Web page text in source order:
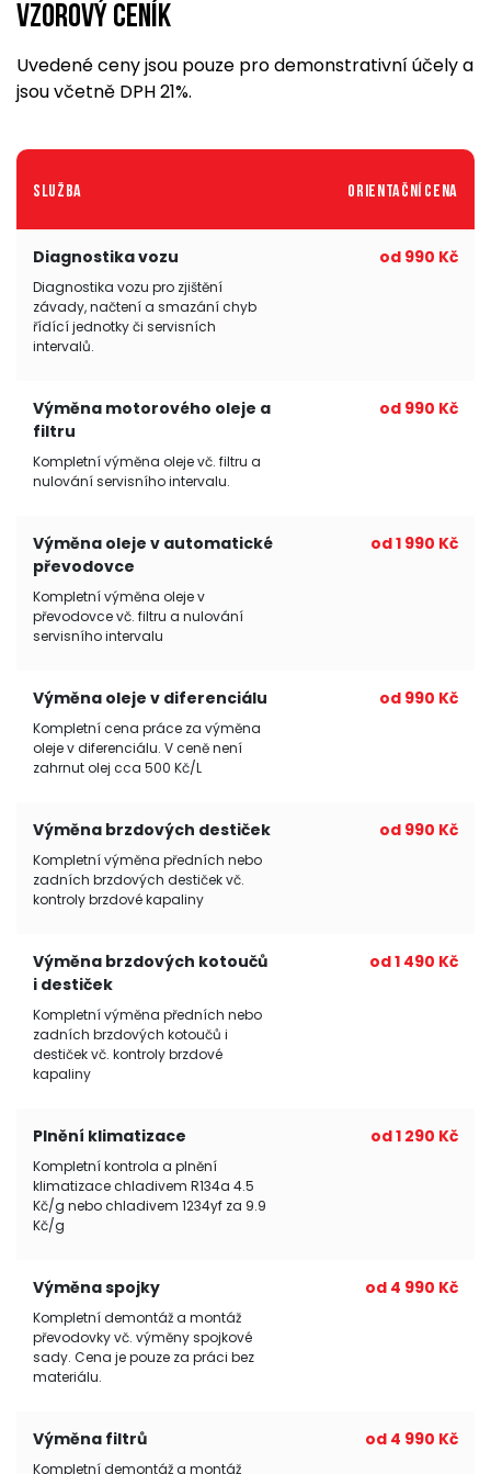
Vzorový ceník
Uvedené ceny jsou pouze pro demonstrativní účely a
jsou včetně DPH 21%.
Služba Orientační cena
Diagnostika vozu
Diagnostika vozu pro zjištění
závady, načtení a smazání chyb
řídící jednotky či servisních
intervalů.
od 990 Kč
Výměna motorového oleje a
filtru
Kompletní výměna oleje vč. filtru a
nulování servisního intervalu.
od 990 Kč
Výměna oleje v automatické
převodovce
Kompletní výměna oleje v
převodovce vč. filtru a nulování
servisního intervalu
od 1 990 Kč
Výměna oleje v diferenciálu
Kompletní cena práce za výměna
oleje v diferenciálu. V ceně není
zahrnut olej cca 500 Kč/L
od 990 Kč
Výměna brzdových destiček
Kompletní výměna předních nebo
zadních brzdových destiček vč.
kontroly brzdové kapaliny
od 990 Kč
Výměna brzdových kotoučů
i destiček
Kompletní výměna předních nebo
zadních brzdových kotoučů i
destiček vč. kontroly brzdové
kapaliny
od 1 490 Kč
Plnění klimatizace
Kompletní kontrola a plnění
klimatizace chladivem R134a 4.5
Kč/g nebo chladivem 1234yf za 9.9
Kč/g
od 1 290 Kč
Výměna spojky
Kompletní demontáž a montáž
převodovky vč. výměny spojkové
sady. Cena je pouze za práci bez
materiálu.
od 4 990 Kč
Výměna filtrů
Kompletní demontáž a montáž
od 4 990 Kč